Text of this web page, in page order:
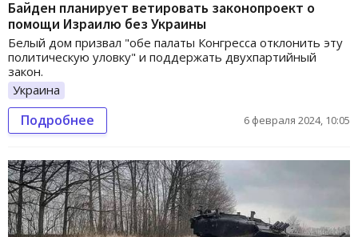
Байден планирует ветировать законопроект о
помощи Израилю без Украины
Белый дом призвал "обе палаты Конгресса отклонить эту
политическую уловку" и поддержать двухпартийный
закон.
Украина
Подробнее 6 февраля 2024, 10:05